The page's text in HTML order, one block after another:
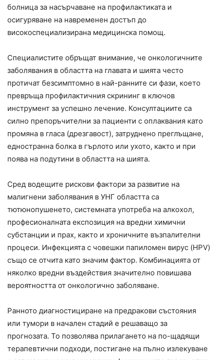
болница за насърчаване на профилактиката и
осигуряване на навременен достъп до
високоспециализирана медицинска помощ.
Специалистите обръщат внимание, че онкологичните
заболявания в областта на главата и шията често
протичат безсимптомно в най-ранните си фази, което
превръща профилактичния скрининг в ключов
инструмент за успешно лечение. Консултациите са
силно препоръчителни за пациенти с оплаквания като
промяна в гласа (дрезгавост), затруднено преглъщане,
едностранна болка в гърлото или ухото, както и при
поява на подутини в областта на шията.
Сред водещите рискови фактори за развитие на
малигнени заболявания в УНГ областта са
тютюнопушенето, системната употреба на алкохол,
професионалната експозиция на вредни химични
субстанции и прах, както и хроничните възпалителни
процеси. Инфекцията с човешки папиломен вирус (HPV)
също се отчита като значим фактор. Комбинацията от
няколко вредни въздействия значително повишава
вероятността от онкологично заболяване.
Ранното диагностициране на предракови състояния
или тумори в начален стадий е решаващо за
прогнозата. То позволява прилагането на по-щадящи
терапевтични подходи, постигане на пълно излекуване